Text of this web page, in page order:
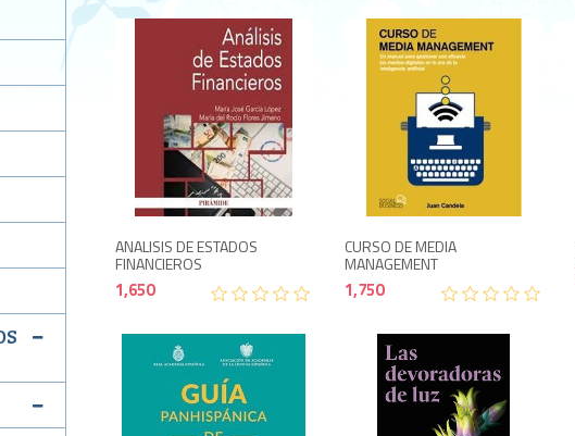
ANALISIS DE ESTADOS
FINANCIEROS
1,650
CURSO DE MEDIA
MANAGEMENT
1,750